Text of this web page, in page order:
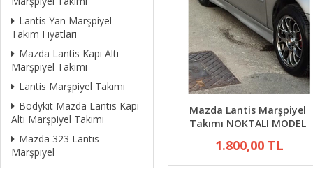
Lantis Yan Marşpiyel
Takım Fiyatları
Mazda Lantis Kapı Altı
Marşpiyel Takımı
Lantis Marşpiyel Takımı
Bodykıt Mazda Lantis Kapı
Altı Marşpiyel Takımı
Mazda 323 Lantis
Marşpiyel
Mazda Lantis Marşpiyel
Takımı NOKTALI MODEL
1.800,00 TL